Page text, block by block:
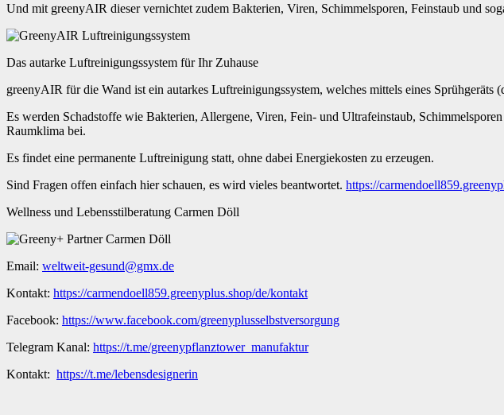
Und mit greenyAIR dieser vernichtet zudem Bakterien, Viren, Schimmelsporen, Feinstaub und
Das autarke Luftreinigungssystem für Ihr Zuhause
greenyAIR für die Wand ist ein autarkes Luftreinigungssystem, welches mittels eines
Es werden Schadstoffe wie Bakterien, Allergene, Viren, Fein- und Ultrafeinstaub,
Raumklima bei.
Es findet eine permanente Luftreinigung statt, ohne dabei Energiekosten zu erzeugen.
Sind Fragen offen einfach hier schauen, es wird vieles beantwortet. https://
Wellness und Lebensstilberatung Carmen Döll
Email: weltweit-gesund@gmx.de
Kontakt: https://carmendoell859.greenyplus.shop/de/kontakt
Facebook: https://www.facebook.com/greenyplusselbstversorgung
Telegram Kanal: https://t.me/greenypflanztower_manufaktur
Kontakt: https://t.me/lebensdesignerin